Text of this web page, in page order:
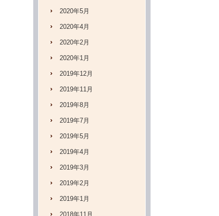
2020年5月
2020年4月
2020年2月
2020年1月
2019年12月
2019年11月
2019年8月
2019年7月
2019年5月
2019年4月
2019年3月
2019年2月
2019年1月
2018年11月